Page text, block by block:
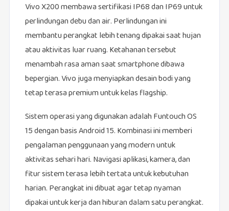
Vivo X200 membawa sertifikasi IP68 dan IP69 untuk
perlindungan debu dan air. Perlindungan ini
membantu perangkat lebih tenang dipakai saat hujan
atau aktivitas luar ruang. Ketahanan tersebut
menambah rasa aman saat smartphone dibawa
bepergian. Vivo juga menyiapkan desain bodi yang
tetap terasa premium untuk kelas flagship.
Sistem operasi yang digunakan adalah Funtouch OS
15 dengan basis Android 15. Kombinasi ini memberi
pengalaman penggunaan yang modern untuk
aktivitas sehari hari. Navigasi aplikasi, kamera, dan
fitur sistem terasa lebih tertata untuk kebutuhan
harian. Perangkat ini dibuat agar tetap nyaman
dipakai untuk kerja dan hiburan dalam satu perangkat.